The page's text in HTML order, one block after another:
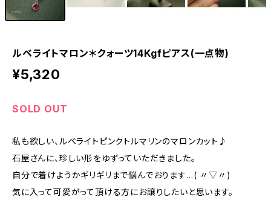
ルベライトマロン＊クォーツ14Kgfピアス(一点物)
¥5,320
SOLD OUT
私も欲しい、ルベライトピンクトルマリンのマロンカット♪
石屋さんに、珍しい形をゆずっていただきました。
自分で着けようかギリギリまで悩んでおります…( 〃▽〃)
気に入って可愛がって頂ける方にお譲りしたいと思います。